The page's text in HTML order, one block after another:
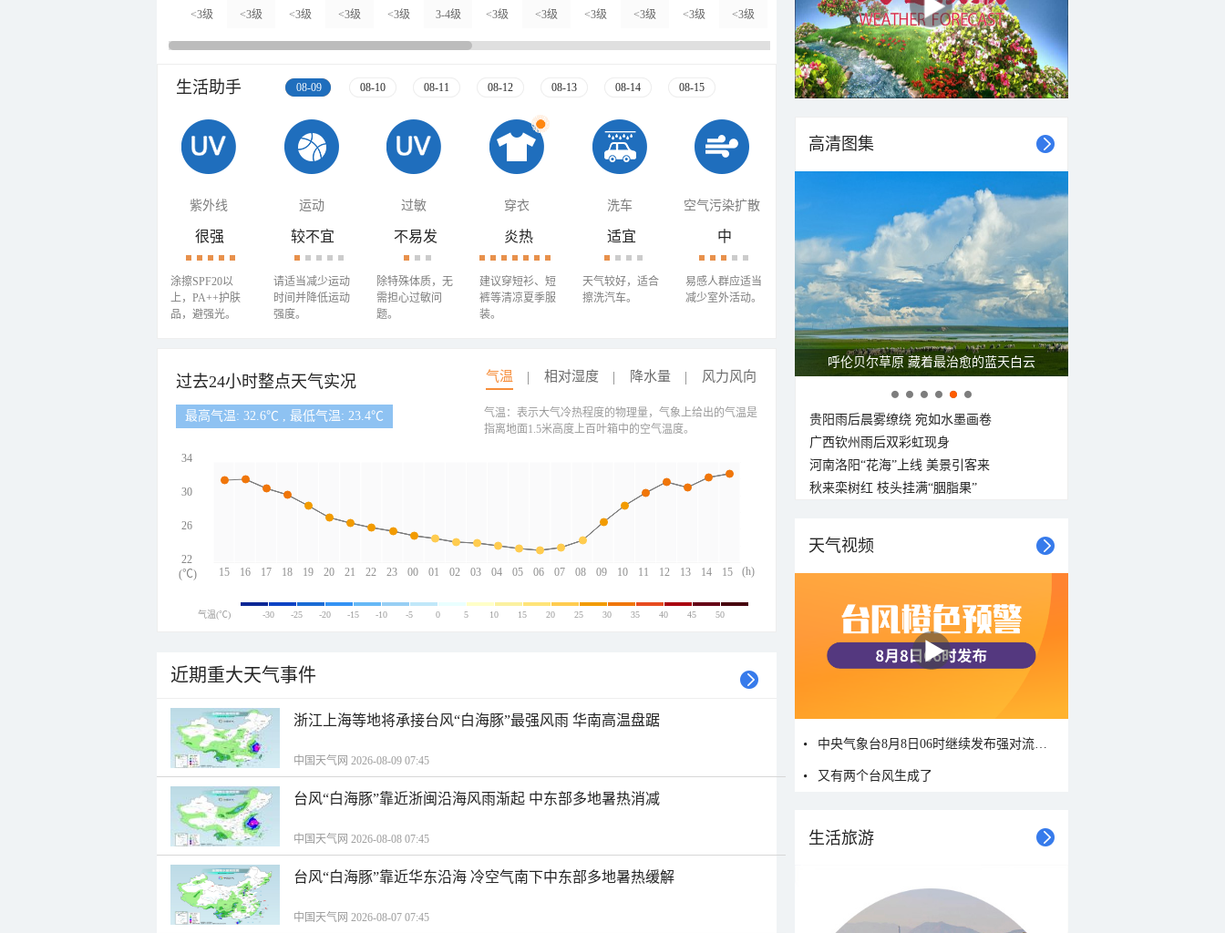
<3级 <3级 <3级 <3级 <3级 3-4级 <3级 <3级 <3级 <3级 <3级 <3级 <3级 <3级 <3级 <3级 <3级
生活助手 08-09 08-10 08-11 08-12 08-13 08-14 08-15
紫外线 运动 过敏 穿衣 洗车 空气污染扩散
很强
涂擦SPF20以
上，PA++护肤
品，避强光。
较不宜
请适当减少运动
时间并降低运动
强度。
不易发
除特殊体质，无
需担心过敏问
题。
炎热
建议穿短衫、短
裤等清凉夏季服
装。
适宜
天气较好，适合
擦洗汽车。
中
易感人群应适当
减少室外活动。
过去24小时整点天气实况 气温 相对湿度 降水量 风力风向
最高气温: 32.6℃ , 最低气温: 23.4℃
15 16 17 18 19 20 21 22 23 00 01 02 03 04 05 06 07 08 09 10 11 12 13 14 15
34
30
26
22
(h)
(℃)
气温：表示大气冷热程度的物理量，气象上给出的气温是
指离地面1.5米高度上百叶箱中的空气温度。
气温(℃) -30 -25 -20 -15 -10 -5 0 5 10 15 20 25 30 35 40 45 50
近期重大天气事件
浙江上海等地将承接台风“白海豚”最强风雨 华南高温盘踞
中国天气网 2026-08-09 07:45
台风“白海豚”靠近浙闽沿海风雨渐起 中东部多地暑热消减
中国天气网 2026-08-08 07:45
台风“白海豚”靠近华东沿海 冷空气南下中东部多地暑热缓解
中国天气网 2026-08-07 07:45
高清图集
一组图感受水中消暑快乐瞬间
贵阳雨后晨雾缭绕 宛如水墨画卷
广西钦州雨后双彩虹现身
河南洛阳“花海”上线 美景引客来
秋来栾树红 枝头挂满“胭脂果”
天气视频
又有两个台风生成了
生活旅游